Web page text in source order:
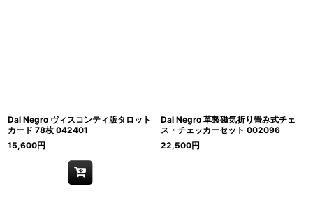
Dal Negro ヴィスコンティ版タロット
カード 78枚 042401
15,600円
Dal Negro 革製磁気折り畳み式チェ
ス・チェッカーセット 002096
22,500円